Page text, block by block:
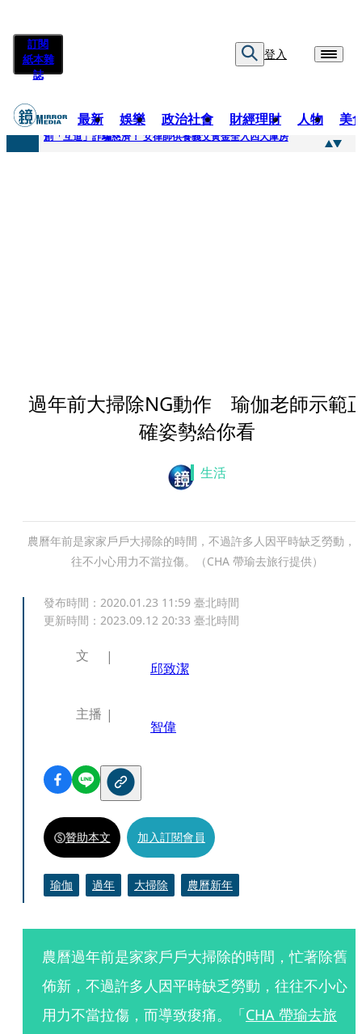
訂閱
紙本雜
誌
登入
最新 娛樂 政治社會 財經理財 人物 美
快訊
創「互道」詐騙慈濟！ 女律師供養義父黃金全入四大庫房
過年前大掃除NG動作 瑜伽老師示範
確姿勢給你看
生活
農曆年前是家家戶戶大掃除的時間，不過許多人因平時缺乏勞動，
往不小心用力不當拉傷。（CHA 帶瑜去旅行提供）
發布時間： 2020.01.23 11:59 臺北時間
更新時間： 2023.09.12 20:33 臺北時間
文
邱致潔
主播
智偉
贊助本文 加入訂閱會員
瑜伽 過年 大掃除 農曆新年
農曆過年前是家家戶戶大掃除的時間，忙著除舊
佈新，不過許多人因平時缺乏勞動，往往不小心
用力不當拉傷，而導致痠痛。「CHA 帶瑜去旅